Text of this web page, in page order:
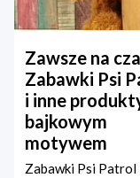
Zawsze na
Zabawki Psi
i inne
bajkowym
motywem
Zabawki Psi Patrol